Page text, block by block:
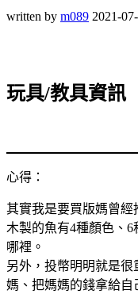
written by m089 2021-
玩具/教具資訊
心得：
其實我是要買版媽曾
木製的魚有4種顏色、
哪裡。
另外，投幣明明就是
媽、把媽媽的錢拿給